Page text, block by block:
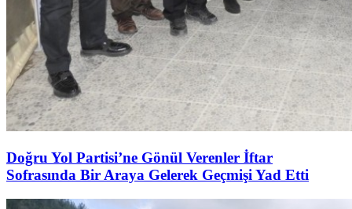
Doğru Yol Partisi’ne Gönül Verenler İftar
Sofrasında Bir Araya Gelerek Geçmişi Yad Etti